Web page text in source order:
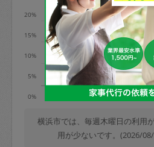
水曜日9時〜金曜日9時
50%
金曜日9時～土曜日8時
100%
土曜日8時〜実施時間
＋交通費全額
依頼者不在による当日
金額の100%＋交通費
0%
5%
10%
15%
20%
火 水 木
横浜市では、毎週木曜日の利用
用が少ないです。(2026/